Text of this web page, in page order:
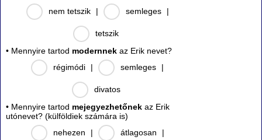
nem tetszik
| semleges |
tetszik
• Mennyire tartod modernnek az Erik nevet?
régimódi
| semleges |
divatos
• Mennyire tartod mejegyezhetőnek az Erik
utónevet? (külföldiek számára is)
nehezen
| átlagosan |